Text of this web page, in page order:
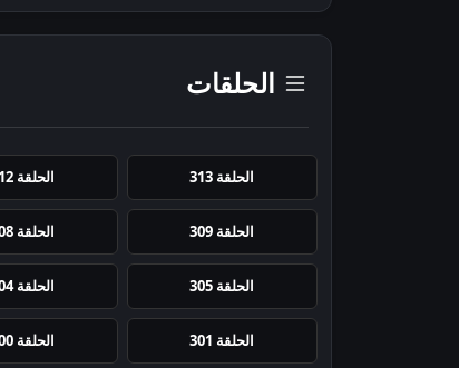
الحلقات
الحلقة 313 الحلقة 312
الحلقة 309 الحلقة 308
الحلقة 305 الحلقة 304
الحلقة 301 الحلقة 300